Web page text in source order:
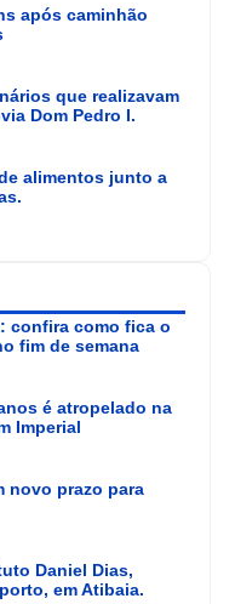
após caminhão
que realizavam
Dom Pedro I.
alimentos junto a
confira como fica o
fim de semana
é atropelado na
Imperial
novo prazo para
Daniel Dias,
em Atibaia.